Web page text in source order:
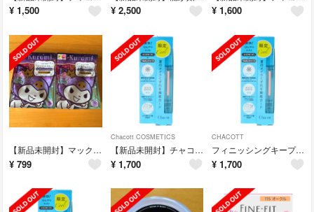
¥ 1,500 ¥ 2,500 ¥ 1,600
【新品未開封】マックス 汗かきエステ気分 小悪魔の眠り450gx2個
¥ 799
Chacott COSMETICS
【新品未開封】チャコット フィニッシングキープミスト クール 50ml 限定
¥ 1,700
CHACOTT
フィニッシングキープミスト クール
¥ 1,700